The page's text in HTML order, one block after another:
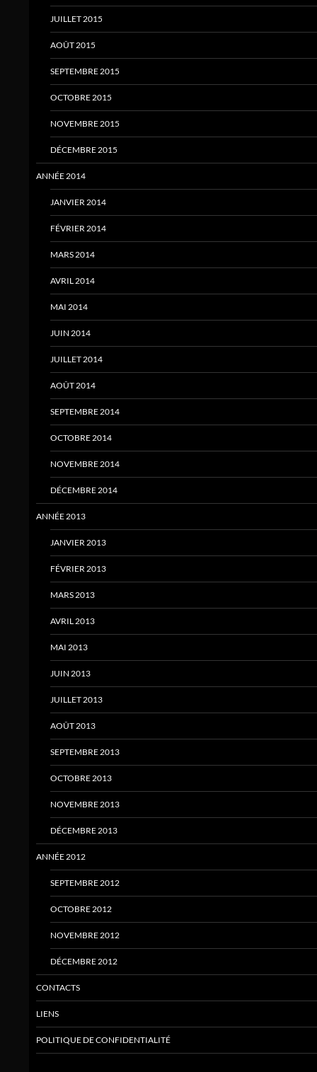
JUILLET 2015
AOÛT 2015
SEPTEMBRE 2015
OCTOBRE 2015
NOVEMBRE 2015
DÉCEMBRE 2015
ANNÉE 2014
JANVIER 2014
FÉVRIER 2014
MARS 2014
AVRIL 2014
MAI 2014
JUIN 2014
JUILLET 2014
AOÛT 2014
SEPTEMBRE 2014
OCTOBRE 2014
NOVEMBRE 2014
DÉCEMBRE 2014
ANNÉE 2013
JANVIER 2013
FÉVRIER 2013
MARS 2013
AVRIL 2013
MAI 2013
JUIN 2013
JUILLET 2013
AOÛT 2013
SEPTEMBRE 2013
OCTOBRE 2013
NOVEMBRE 2013
DÉCEMBRE 2013
ANNÉE 2012
SEPTEMBRE 2012
OCTOBRE 2012
NOVEMBRE 2012
DÉCEMBRE 2012
CONTACTS
LIENS
POLITIQUE DE CONFIDENTIALITÉ